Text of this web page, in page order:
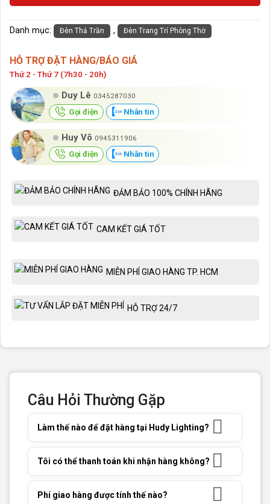
Danh mục: Đèn Thả Trần , Đèn Trang Trí Phòng Thờ
HỖ TRỢ ĐẶT HÀNG/BÁO GIÁ
Thứ 2 - Thứ 7 (7h30 - 20h)
Duy Lê 0345287030
Gọi điện Nhắn tin
Huy Võ 0945311906
Gọi điện Nhắn tin
ĐẢM BẢO 100% CHÍNH HÃNG
CAM KẾT GIÁ TỐT
MIỄN PHÍ GIAO HÀNG TP. HCM
HỖ TRỢ 24/7
Câu Hỏi Thường Gặp
Làm thế nào để đặt hàng tại Hudy Lighting?
Tôi có thể thanh toán khi nhận hàng không?
Phí giao hàng được tính thế nào?